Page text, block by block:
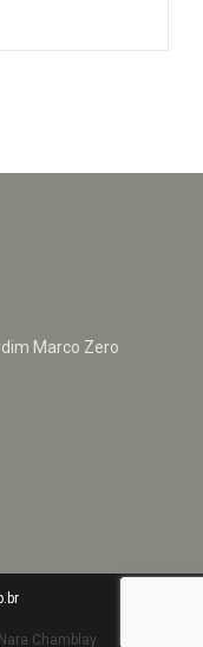
Marco Zero
Chamblay